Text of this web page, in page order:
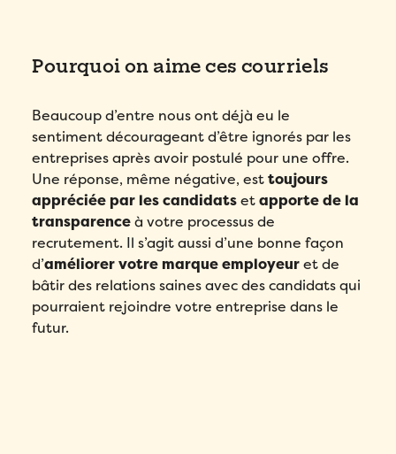
Pourquoi on aime ces courriels
Beaucoup d’entre nous ont déjà eu le
sentiment décourageant d’être ignorés par les
entreprises après avoir postulé pour une offre.
Une réponse, même négative, esttoujours
appréciée par les candidatsetapporte de la
transparenceà votre processus de
recrutement. Il s’agit aussi d’une bonne façon
d’améliorer votre marque employeuret de
bâtir des relations saines avec des candidats qui
pourraient rejoindre votre entreprise dans le
futur.